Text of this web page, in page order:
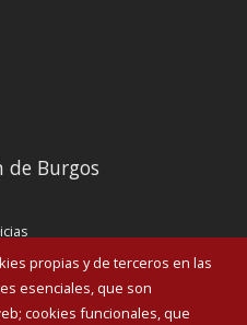
propias y de terceros en las
esenciales, que son
cookies funcionales, que
de Burgos
Municipal
interés